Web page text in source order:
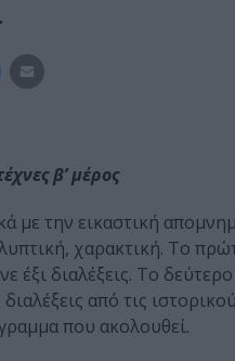
β’ μέρος
με την εικαστική
χαρακτική. Το
έξι διαλέξεις. Το
από τις
που ακολουθεί.